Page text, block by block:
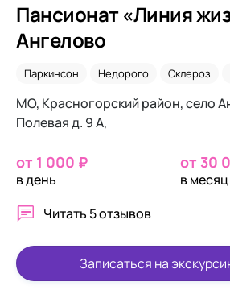
Пансионат «Линия
Ангелово
Паркинсон Недорого Склероз
МО, Красногорский район, село
Полевая д. 9 А,
от 1 000 ₽
в день
от 30
в месяц
Читать 5 отзывов
Записаться на